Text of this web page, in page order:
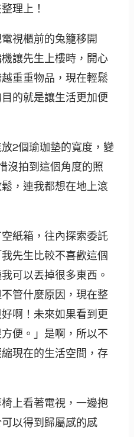
理上！
視櫃前的兔籠移開
讓先生上樓時，開心
重重物品，現在輕鬆
的就是讓生活更加便
2個瑜珈墊的寬度，變
沒拍到這個角度的照
，連我都想在地上滾
紙箱，往內探索委託
先生比較不喜歡這個
可以丟掉很多東西。
管什麼原因，現在整
啊！未來如果看到更
便。」是啊，所以不
現在的生活空間，存
上看著電視，一邊抱
以得到歸屬感的感